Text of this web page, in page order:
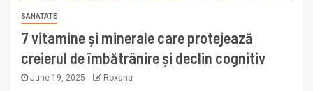
SANATATE
7 vitamine și minerale care protejează
creierul de îmbătrânire și declin cognitiv
June 19, 2025 Roxana